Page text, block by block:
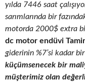
yılda 7446 saat
sarımlarında bir
motorda 2000$ extra
dc motor endüvi
giderinin %7’si kadar
küçümsenecek bir
müşterimiz olan